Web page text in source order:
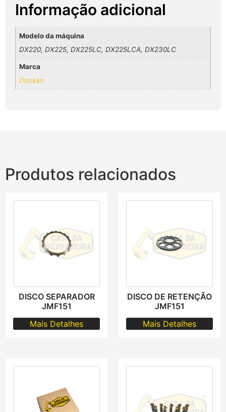
Informação adicional
Modelo da máquina
DX220, DX225, DX225LC, DX225LCA, DX230LC
Marca
Doosan
Produtos relacionados
DISCO SEPARADOR
JMF151
Mais Detalhes
DISCO DE RETENÇÃO
JMF151
Mais Detalhes